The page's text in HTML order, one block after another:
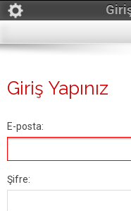
Giriş Yapınız
E-posta:
Şifre: